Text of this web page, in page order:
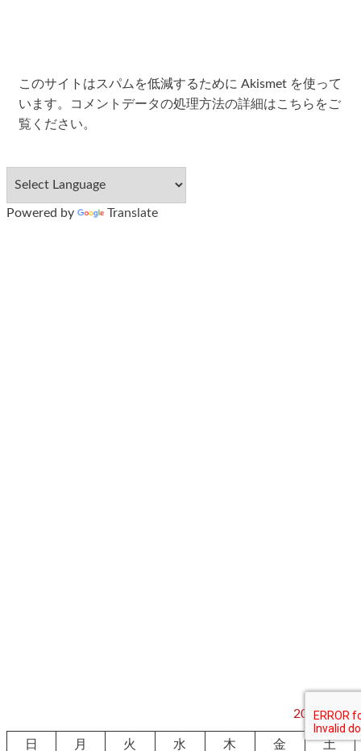
このサイトはスパムを低減するために Akismet を使って
います。
コメントデータの処理方法の詳細はこちらをご
覧ください。
Powered by Translate
2026年8月
日 月 火 水 木 金 土